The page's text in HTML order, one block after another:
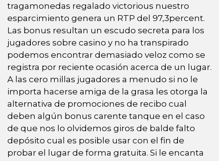
tragamonedas regalado victorious nuestro
esparcimiento genera un RTP del 97,3percent.
Las bonus resultan un escudo secreta para los
jugadores sobre casino y no ha transpirado
podemos encontrar demasiado veloz como se
registra por reciente ocasión acerca de un lugar.
A las cero millas jugadores a menudo si no le
importa hacerse amiga de la grasa les otorga la
alternativa de promociones de recibo cual
deben algún bonus carente tanque en el caso
de que nos lo olvidemos giros de balde falto
depósito cual es posible usar con el fin de
probar el lugar de forma gratuita. Si le encanta